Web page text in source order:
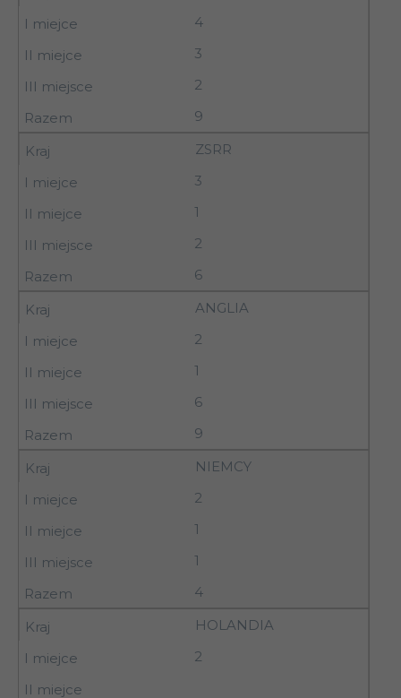
4
3
2
9
ZSRR
3
1
2
6
ANGLIA
2
1
6
9
NIEMCY
2
1
1
4
HOLANDIA
2